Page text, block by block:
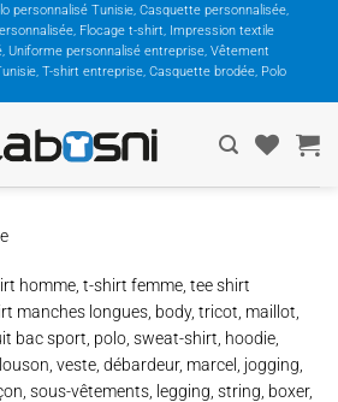
personnalisé Tunisie, Casquette personnalisée,
Flocage t-shirt, Impression textile
Uniforme personnalisé entreprise, Vêtement
T-shirt entreprise, Casquette brodée, Polo
homme, t-shirt femme, tee shirt
manches longues, body, tricot, maillot,
bac sport, polo, sweat-shirt, hoodie,
veste, débardeur, marcel, jogging,
sous-vêtements, legging, string, boxer,